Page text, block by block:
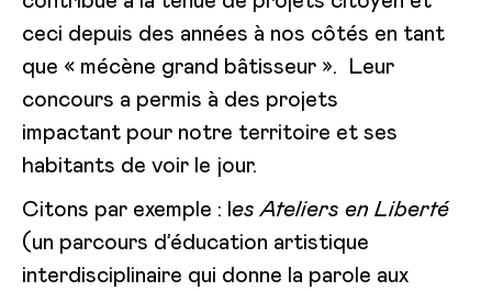
ceci depuis des années à nos côtés en tant
que « mécène grand bâtisseur ». Leur
concours a permis à des projets
impactant pour notre territoire et ses
habitants de voir le jour.
Citons par exemple : l es Ateliers en Liberté
(un parcours d’éducation artistique
interdisciplinaire qui donne la parole aux